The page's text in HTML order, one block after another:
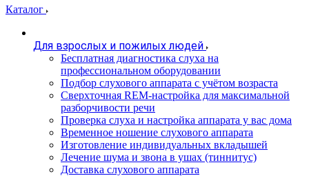
Каталог
Для взрослых и пожилых людей
Бесплатная диагностика слуха на
профессиональном оборудовании
Подбор слухового аппарата с учётом возраста
Сверхточная REM-настройка для максимальной
разборчивости речи
Проверка слуха и настройка аппарата у вас дома
Временное ношение слухового аппарата
Изготовление индивидуальных вкладышей
Лечение шума и звона в ушах (тиннитус)
Доставка слухового аппарата